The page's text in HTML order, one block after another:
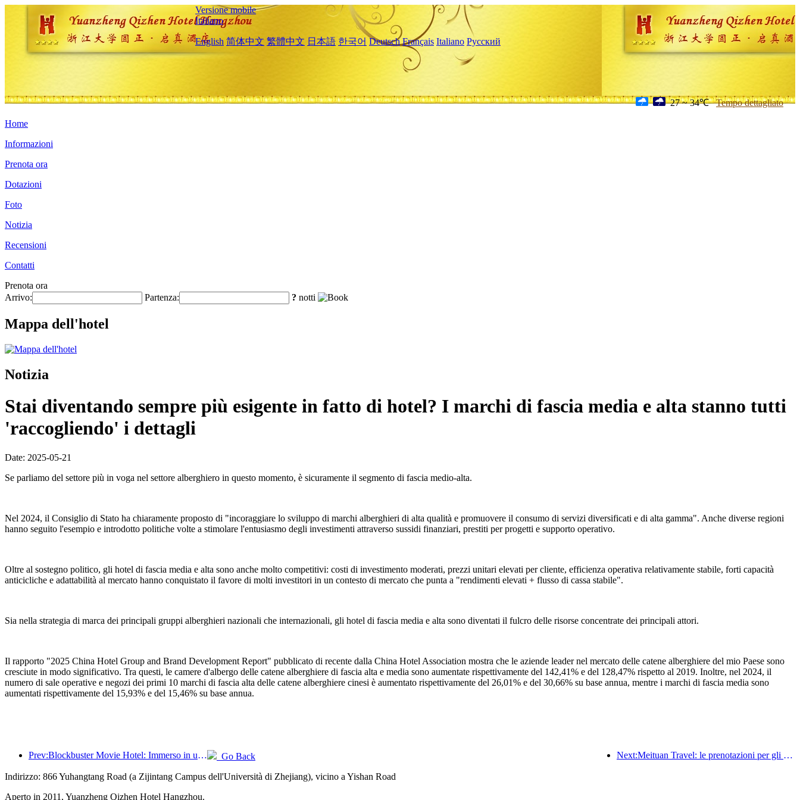
Versione mobile
Italiano
English 简体中文 繁體中文 日本語 한국어 Deutsch Français Italiano Русский
27 ~ 34℃ Tempo dettagliato
Home
Informazioni
Prenota ora
Dotazioni
Foto
Notizia
Recensioni
Contatti
Prenota ora
Arrivo:
Partenza: ? notti
Mappa dell'hotel
Notizia
Stai diventando sempre più esigente in fatto di hotel? I marchi di fascia media e alta stanno tutti
'raccogliendo' i dettagli
Date: 2025-05-21
Se parliamo del settore più in voga nel settore alberghiero in questo momento, è sicuramente il segmento di fascia medio-alta.
Nel 2024, il Consiglio di Stato ha chiaramente proposto di "incoraggiare lo sviluppo di marchi alberghieri di alta qualità e promuovere il consumo di servizi diversificati e di alta gamma". Anche diverse regioni
hanno seguito l'esempio e introdotto politiche volte a stimolare l'entusiasmo degli investimenti attraverso sussidi finanziari, prestiti per progetti e supporto operativo.
Oltre al sostegno politico, gli hotel di fascia media e alta sono anche molto competitivi: costi di investimento moderati, prezzi unitari elevati per cliente, efficienza operativa relativamente stabile, forti capacità
anticicliche e adattabilità al mercato hanno conquistato il favore di molti investitori in un contesto di mercato che punta a "rendimenti elevati + flusso di cassa stabile".
Sia nella strategia di marca dei principali gruppi alberghieri nazionali che internazionali, gli hotel di fascia media e alta sono diventati il fulcro delle risorse concentrate dei principali attori.
Il rapporto "2025 China Hotel Group and Brand Development Report" pubblicato di recente dalla China Hotel Association mostra che le aziende leader nel mercato delle catene alberghiere del mio Paese sono
cresciute in modo significativo. Tra questi, le camere d'albergo delle catene alberghiere di fascia alta e media sono aumentate rispettivamente del 142,41% e del 128,47% rispetto al 2019. Inoltre, nel 2024, il
numero di sale operative e negozi dei primi 10 marchi di fascia alta delle catene alberghiere cinesi è aumentato rispettivamente del 26,01% e del 30,66% su base annua, mentre i marchi di fascia media sono
aumentati rispettivamente del 15,93% e del 15,46% su base annua.
Prev:Blockbuster Movie Hotel: Immerso in un viaggio di luci e ombre, Blockbuster Movie Hotel definisce una nuova esperienza di viaggio Next:Meituan Travel: le prenotazioni per gli hotel di lusso nelle contee durante il Dragon Boat Festival sono elevate, con le famiglie con bambini che diventano la forza principale
Go Back
Indirizzo: 866 Yuhangtang Road (a Zijintang Campus dell'Università di Zhejiang), vicino a Yishan Road
Aperto in 2011, Yuanzheng Qizhen Hotel Hangzhou.